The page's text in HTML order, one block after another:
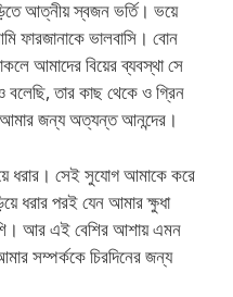
আত্নীয় স্বজন ভর্তি। ভয়ে
ফারজানাকে ভালবাসি। বোন
আমাদের বিয়ের ব্যবস্থা সে
তার কাছ থেকে ও গ্রিন
আমার জন্য অত্যন্ত আনন্দের।
ধরার। সেই সুযোগ আমাকে করে
ধরার পরই যেন আমার ক্ষুধা
আর এই বেশির আশায় এমন
সম্পর্ককে চিরদিনের জন্য